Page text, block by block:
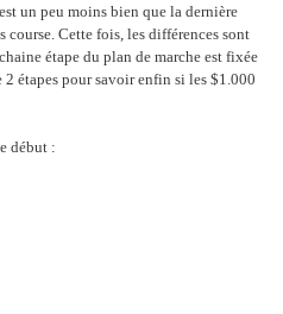
un peu moins bien que la dernière
course. Cette fois, les différences sont
étape du plan de marche est fixée
2 étapes pour savoir enfin si les $1.000
début :